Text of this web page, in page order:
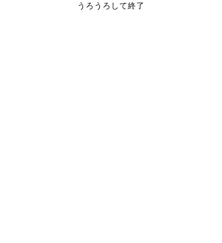
うろうろして終了